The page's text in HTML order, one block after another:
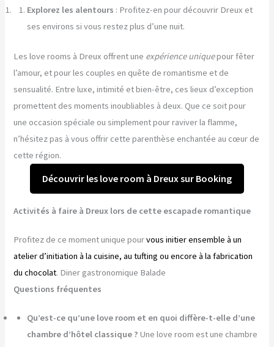
Explorez les alentours : Profitez-en pour découvrir Dreux et
ses environs si vous restez plus d’une nuit.
Les love rooms à Dreux offrent une expérience uniquepour fêter
l’amour, et pour les couples en quête de romantisme et de
sensualité. Entre luxe, intimité et bien-être, ces lieux d’exception
promettent des moments inoubliables à deux. Que ce soit pour
une occasion spéciale ou simplement pour raviver la flamme,
n’hésitez pas à vous offrir cette parenthèse enchantée au cœur de
cette région.
Découvrir les love room à Dreux sur Booking
Activités à faire à Dreux lors de cette escapade romantique
Profitez de ce moment unique pourvous initier ensemble à un
atelier d’initiation à la cuisine, au tufting ou encore à la fabrication
du chocolat. Diner gastronomique Balade
Questions fréquentes
Qu’est-ce qu’une love room et en quoi diffère-t-elle d’une
chambre d’hôtel classique ? Une love room est une chambre